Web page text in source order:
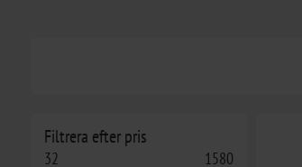
Filtrera efter pris
32 1580